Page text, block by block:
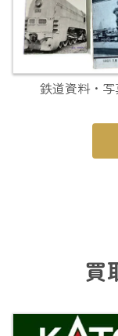
鉄道資料・写
買